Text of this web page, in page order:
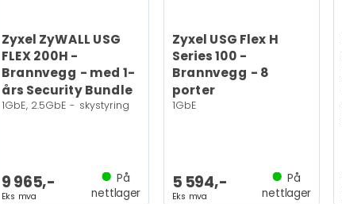
Zyxel ZyWALL USG
FLEX 200H -
Brannvegg - med 1-
års Security Bundle
1GbE, 2.5GbE - skystyring
9 965,-
Eks mva
På
nettlager
Zyxel USG Flex H
Series 100 -
Brannvegg - 8
porter
1GbE
5 594,-
Eks mva
På
nettlager